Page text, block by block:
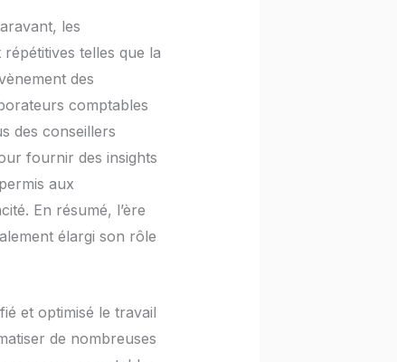
les
telles que la
des
comptables
des conseillers
fournir des insights
aux
En résumé, l’ère
élargi son rôle
et optimisé le travail
de nombreuses